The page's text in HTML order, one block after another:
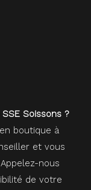
Soissons ?
boutique à
et vous
nous
de votre